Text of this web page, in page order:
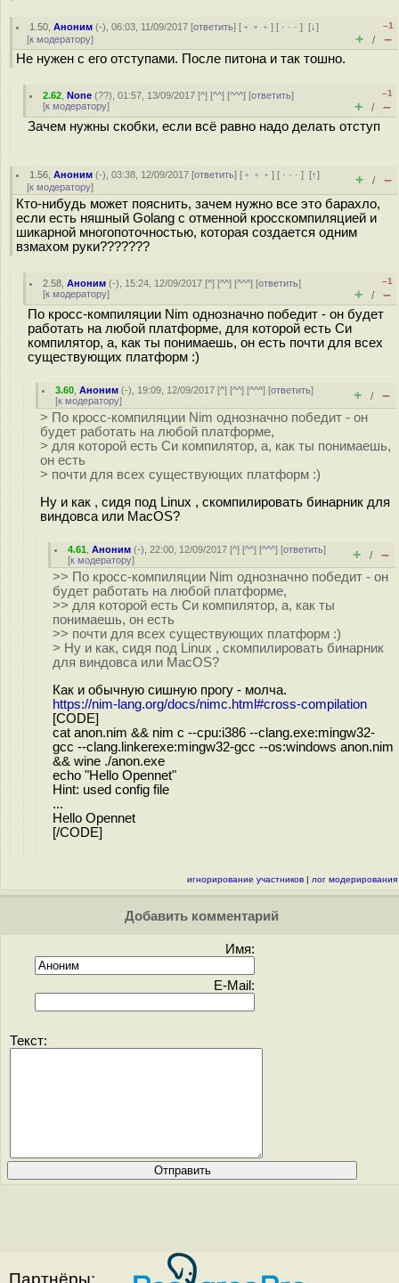
1.50 ,Аноним (-), 06:03, 11/09/2017 [ответить] [ ﹢﹢﹢] [ · · ·][↓]
[к модератору]
–1
+ / –
Не нужен с его отступами. После питона и так тошно.
2.62 ,None (??), 01:57, 13/09/2017 [^] [^^] [^^^] [ответить]
[к модератору]
–1
+ / –
Зачем нужны скобки, если всё равно надо делать отступ
1.56 ,Аноним (-), 03:38, 12/09/2017 [ответить] [ ﹢﹢﹢] [ · · ·][↑]
[к модератору] + / –
Кто-нибудь может пояснить, зачем нужно все это барахло,
если есть няшный Golang с отменной кросскомпиляцией и
шикарной многопоточностью, которая создается одним
взмахом руки???????
2.58 ,Аноним (-), 15:24, 12/09/2017 [^] [^^] [^^^] [ответить]
[к модератору]
–1
+ / –
По кросс-компиляции Nim однозначно победит - он будет
работать на любой платформе, для которой есть Си
компилятор, а, как ты понимаешь, он есть почти для всех
существующих платформ :)
3.60 ,Аноним (-), 19:09, 12/09/2017 [^] [^^] [^^^] [ответить]
[к модератору] + / –
> По кросс-компиляции Nim однозначно победит - он
будет работать на любой платформе,
> для которой есть Си компилятор, а, как ты понимаешь,
он есть
> почти для всех существующих платформ :)
Ну и как , сидя под Linux , скомпилировать бинарник для
виндовса или MacOS?
4.61 ,Аноним (-), 22:00, 12/09/2017 [^] [^^] [^^^] [ответить]
[к модератору] + / –
>> По кросс-компиляции Nim однозначно победит - он
будет работать на любой платформе,
>> для которой есть Си компилятор, а, как ты
понимаешь, он есть
>> почти для всех существующих платформ :)
> Ну и как, сидя под Linux , скомпилировать бинарник
для виндовса или MacOS?
Как и обычную сишную прогу - молча.
https://nim-lang.org/docs/nimc.html#cross-compilation
[CODE]
cat anon.nim && nim c --cpu:i386 --clang.exe:mingw32-
gcc --clang.linkerexe:mingw32-gcc --os:windows anon.nim
&& wine ./anon.exe
echo "Hello Opennet"
Hint: used config file
...
Hello Opennet
[/CODE]
игнорирование участников | лог модерирования
Добавить комментарий
Имя:
E-Mail:
Текст:
Партнёры: